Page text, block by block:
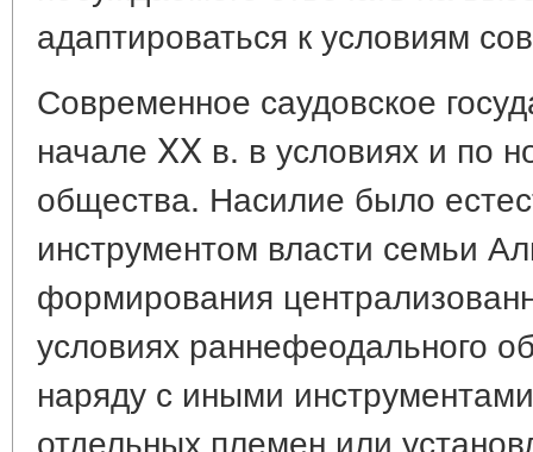
адаптироваться к условиям
Современное саудовское
начале XX в. в условиях и по
общества. Насилие было
инструментом власти семьи
формирования
условиях раннефеодального
наряду с иными
отдельных племен или